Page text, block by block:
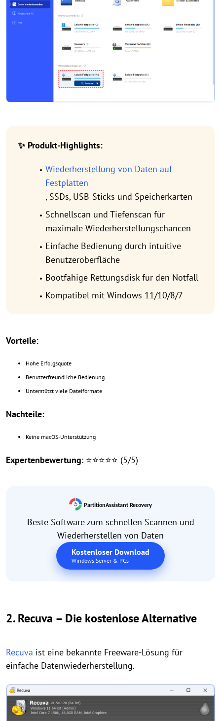
✨ Produkt-Highlights:
Wiederherstellung von Daten auf
Festplatten
, SSDs, USB-Sticks und Speicherkarten
Schnellscan und Tiefenscan für
maximale Wiederherstellungschancen
Einfache Bedienung durch intuitive
Benutzeroberfläche
Bootfähige Rettungsdisk für den Notfall
Kompatibel mit Windows 11/10/8/7
Vorteile:
Hohe Erfolgsquote
Benutzerfreundliche Bedienung
Unterstützt viele Dateiformate
Nachteile:
Keine macOS-Unterstützung
Expertenbewertung: ⭐⭐⭐⭐⭐ (5/5)
PartitionAssistant Recovery
Beste Software zum schnellen Scannen und
Wiederherstellen von Daten
Kostenloser Download
Windows Server & PCs
2. Recuva – Die kostenlose Alternative
Recuva ist eine bekannte Freeware-Lösung für
einfache Datenwiederherstellung.